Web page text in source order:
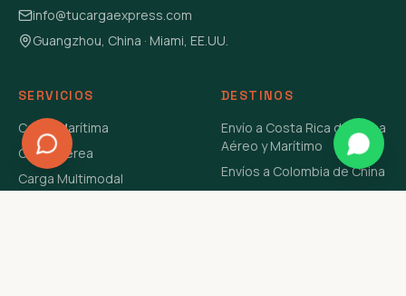
info@tucargaexpress.com
Guangzhou, China · Miami, EE.UU.
SERVICIOS
Carga Marítima
Carga Aérea
Carga Multimodal
DESTINOS
Envío a Costa Rica de China
Aéreo y Marítimo
Envíos a Colombia de China